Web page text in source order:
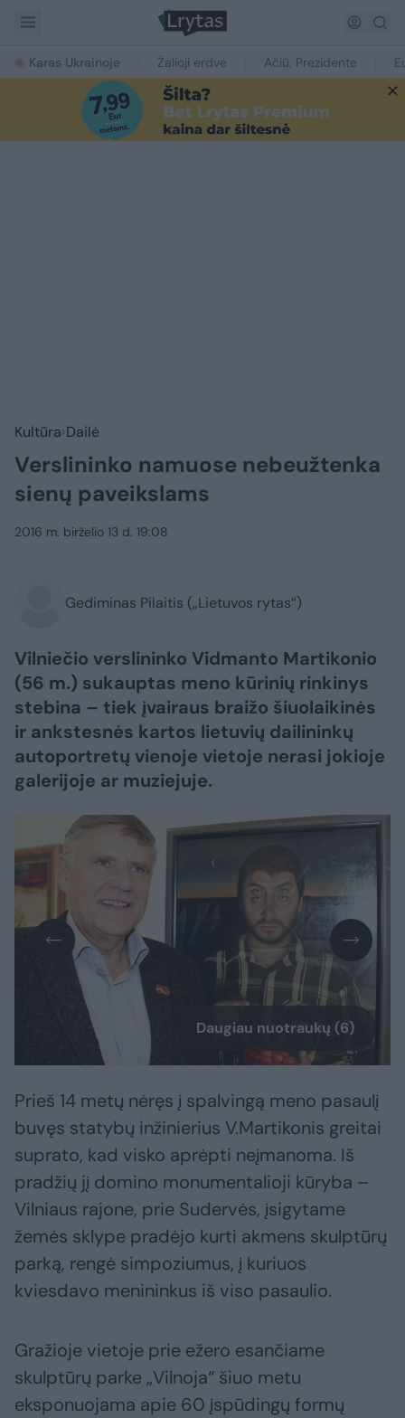
Karas Ukrainoje Žalioji erdvė Ačiū, Prezidente
Kultūra Dailė
Verslininko namuose nebeužtenka
sienų paveikslams
2016 m. birželio 13 d. 19:08
Gediminas Pilaitis („Lietuvos rytas“)
Vilniečio verslininko Vidmanto Martikonio
(56 m.) sukauptas meno kūrinių rinkinys
stebina – tiek įvairaus braižo šiuolaikinės
ir ankstesnės kartos lietuvių dailininkų
autoportretų vienoje vietoje nerasi jokioje
galerijoje ar muziejuje.
Daugiau nuotraukų (6)
Prieš 14 metų nėręs į spalvingą meno pasaulį
buvęs statybų inžinierius V.Martikonis greitai
suprato, kad visko aprėpti neįmanoma. Iš
pradžių jį domino monumentalioji kūryba –
Vilniaus rajone, prie Sudervės, įsigytame
žemės sklype pradėjo kurti akmens skulptūrų
parką, rengė simpoziumus, į kuriuos
kviesdavo menininkus iš viso pasaulio.
Gražioje vietoje prie ežero esančiame
skulptūrų parke „Vilnoja“ šiuo metu
eksponuojama apie 60 įspūdingų formų